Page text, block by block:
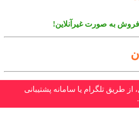
به صورت غیرآنلاین!
تلگرام یا سامانه پشتیبانی